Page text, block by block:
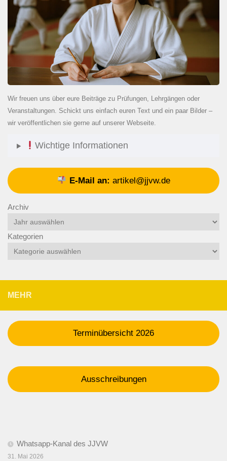
Wir freuen uns über eure Beiträge zu Prüfungen, Lehrgängen oder
Veranstaltungen. Schickt uns einfach euren Text und ein paar Bilder –
wir veröffentlichen sie gerne auf unserer Webseite.
Wichtige Informationen
E-Mail an: artikel@jjvw.de
Archiv
Kategorien
MEHR
Terminübersicht 2026
Ausschreibungen
Whatsapp-Kanal des JJVW
31. Mai 2026